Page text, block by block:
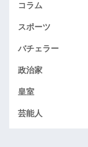
コラム
スポーツ
バチェラー
政治家
皇室
芸能人